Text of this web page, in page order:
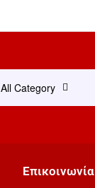
All Category
Επικοινωνία